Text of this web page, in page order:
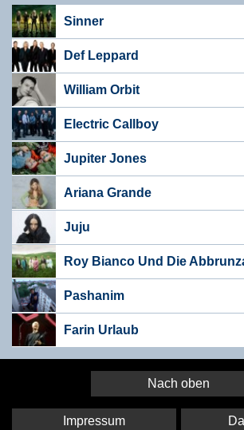
Sinner
Def Leppard
William Orbit
Electric Callboy
Jupiter Jones
Ariana Grande
Juju
Roy Bianco Und Die
Pashanim
Farin Urlaub
Nach oben
Impressum